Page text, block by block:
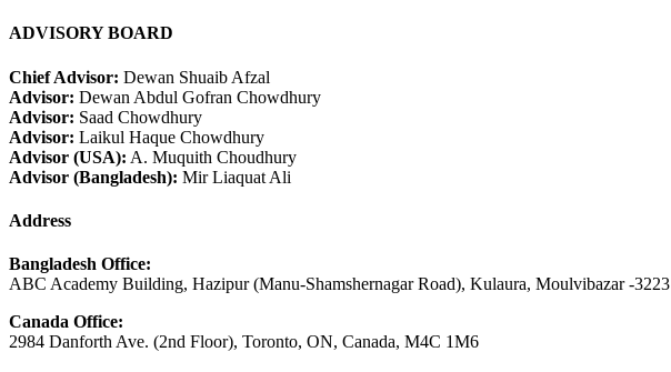
ADVISORY BOARD
Chief Advisor: Dewan Shuaib Afzal
Advisor: Dewan Abdul Gofran Chowdhury
Advisor: Saad Chowdhury
Advisor: Laikul Haque Chowdhury
Advisor (USA): A. Muquith Choudhury
Advisor (Bangladesh): Mir Liaquat Ali
Address
Bangladesh Office:
ABC Academy Building, Hazipur (Manu-Shamshernagar Road), Kulaura, Moulvibazar -3223
Canada Office:
2984 Danforth Ave. (2nd Floor), Toronto, ON, Canada, M4C 1M6